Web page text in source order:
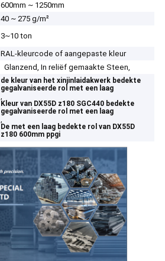
600mm ~ 1250mm
40 ~ 275 g/m²
3~10 ton
RAL-kleurcode of aangepaste kleur
Glanzend, In reliëf gemaakte Steen,
de kleur van het xinjinlaidakwerk bedekte
gegalvaniseerde rol met een laag
,
Kleur van DX55D z180 SGC440 bedekte
gegalvaniseerde rol met een laag
,
De met een laag bedekte rol van DX55D
z180 600mm ppgi